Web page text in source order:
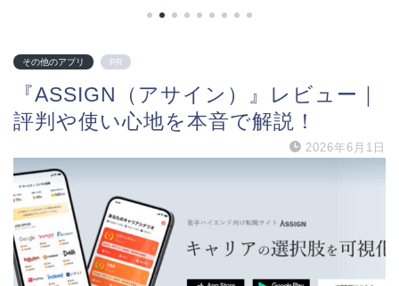
その他のアプリ PR
『ASSIGN（アサイン）』レビュー｜
評判や使い心地を本音で解説！
2026年6月1日